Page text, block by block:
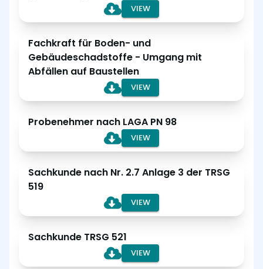
VIEW
Fachkraft für Boden- und
Gebäudeschadstoffe - Umgang mit
Abfällen auf Baustellen
VIEW
Probenehmer nach LAGA PN 98
VIEW
Sachkunde nach Nr. 2.7 Anlage 3 der TRSG
519
VIEW
Sachkunde TRSG 521
VIEW